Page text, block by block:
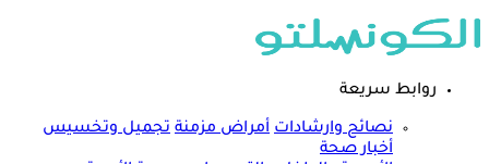
روابط سريعة
نصائح وارشادات أمراض مزمنة تجميل وتخسيس
أخبار صحة